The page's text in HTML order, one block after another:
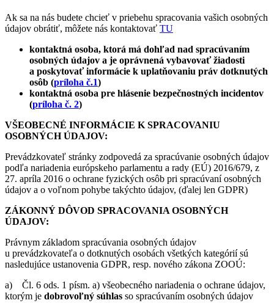
Ak sa na nás budete chcieť v priebehu spracovania vašich osobných
údajov obrátiť, môžete nás kontaktovať TU
kontaktná osoba, ktorá má dohľad nad spracúvaním
osobných údajov a je oprávnená vybavovať žiadosti
a poskytovať informácie k uplatňovaniu práv dotknutých
osôb (príloha č.1)
kontaktná osoba pre hlásenie bezpečnostných incidentov
(príloha č. 2)
VŠEOBECNÉ INFORMÁCIE K SPRACOVANIU
OSOBNÝCH ÚDAJOV:
Prevádzkovateľ stránky zodpovedá za spracúvanie osobných údajov
podľa nariadenia európskeho parlamentu a rady (EÚ) 2016/679, z
27. apríla 2016 o ochrane fyzických osôb pri spracúvaní osobných
údajov a o voľnom pohybe takýchto údajov, (ďalej len GDPR)
ZÁKONNÝ DÔVOD SPRACOVANIA OSOBNÝCH
ÚDAJOV:
Právnym základom spracúvania osobných údajov
u prevádzkovateľa o dotknutých osobách všetkých kategórií sú
nasledujúce ustanovenia GDPR, resp. nového zákona ZOOÚ:
a) Čl. 6 ods. 1 písm. a) všeobecného nariadenia o ochrane údajov,
ktorým je dobrovoľný súhlas so spracúvaním osobných údajov